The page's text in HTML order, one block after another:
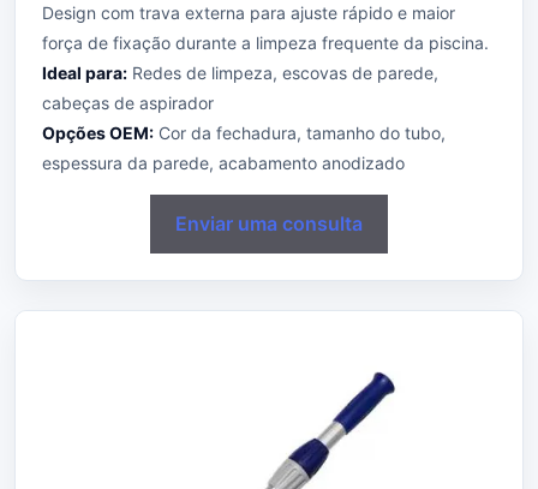
Design com trava externa para ajuste rápido e maior
força de fixação durante a limpeza frequente da piscina.
Ideal para: Redes de limpeza, escovas de parede,
cabeças de aspirador
Opções OEM: Cor da fechadura, tamanho do tubo,
espessura da parede, acabamento anodizado
Enviar uma consulta